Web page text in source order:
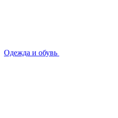
Одежда и обувь